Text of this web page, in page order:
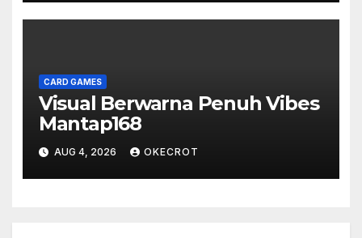
CARD GAMES
Visual Berwarna Penuh Vibes
Mantap168
AUG 4, 2026 OKECROT